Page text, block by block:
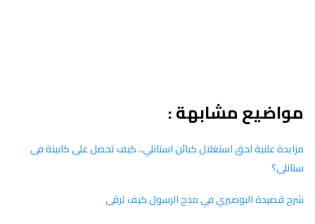
مواضيع مشابهة :
مزايدة علنية لحق استغلال كبائن استانلي.. كيف تحصل على كابينة فى
ستانلى؟
شرح قصيدة البوصيري في مدح الرسول كيف ترقى